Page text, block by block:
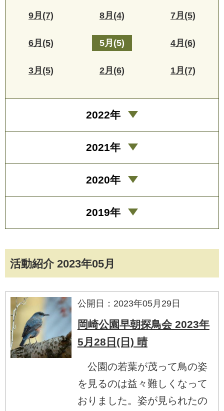
活動紹介 2023年05月
公開日：2023年05月29日
岡崎公園早朝探鳥会 2023年
5月28日(日) 晴
公園の若葉が茂って鳥の姿
を見るのは益々難しくなって
おりました。姿が見られたの
9月(7) 8月(4) 7月(5)
6月(5) 5月(5) 4月(6)
3月(5) 2月(6) 1月(7)
2022年
2021年
2020年
2019年